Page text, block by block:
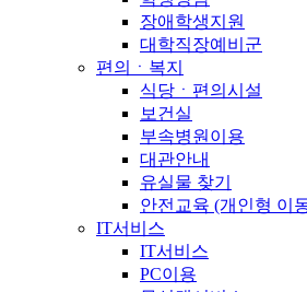
장애학생지원
대학직장예비군
편의ㆍ복지
식당ㆍ편의시설
보건실
부속병원이용
대관안내
유실물 찾기
안전교육 (개인형 이
IT서비스
IT서비스
PC이용